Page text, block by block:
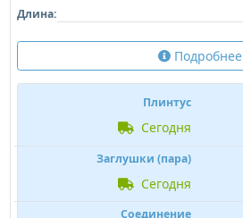
Длина:
Подробнее
Плинтус
сегодня
Заглушки (пара)
сегодня
Соединение